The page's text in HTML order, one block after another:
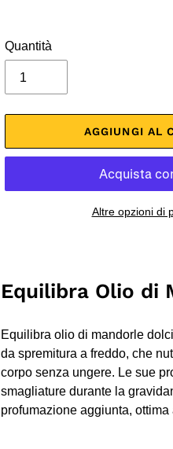
Quantità
AGGIUNGI AL
Altre opzioni di
prodotto
nel
Equilibra Olio di
Equilibra olio di mandorle
da spremitura a freddo, che
corpo senza ungere. Le sue
smagliature durante la
profumazione aggiunta,